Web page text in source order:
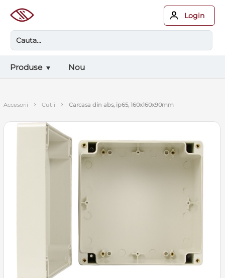
Login
Produse Nou
accesorii › cutii › carcasa din abs, ip65, 160x160x90mm